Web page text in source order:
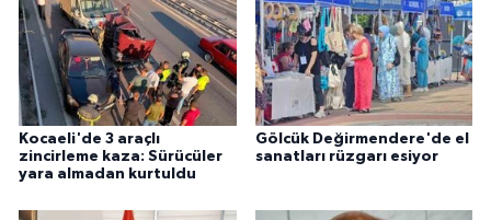
Kocaeli'de 3 araçlı
zincirleme kaza: Sürücüler
yara almadan kurtuldu
Gölcük Değirmendere'de el
sanatları rüzgarı esiyor